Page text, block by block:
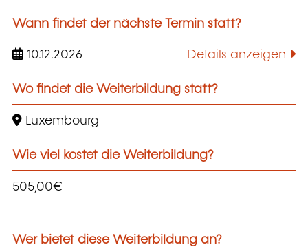
Wann findet der nächste Termin statt?
10.12.2026 Details anzeigen
Wo findet die Weiterbildung statt?
Luxembourg
Wie viel kostet die Weiterbildung?
505,00€
Wer bietet diese Weiterbildung an?